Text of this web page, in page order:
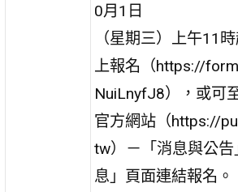
0月1日
（星期三）上午11
上報名（https://
NuiLnyfJ8），或可
官方網站（https://
tw）－「消息與公
息」頁面連結報名。